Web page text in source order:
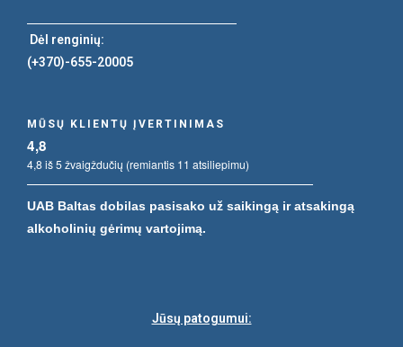
Dėl renginių:
(+370)-655-20005
MŪSŲ KLIENTŲ ĮVERTINIMAS
4,8
4,8 iš 5 žvaigždučių (remiantis 11 atsiliepimu)
UAB Baltas dobilas pasisako už saikingą ir atsakingą
alkoholinių gėrimų vartojimą.
Jūsų patogumui: